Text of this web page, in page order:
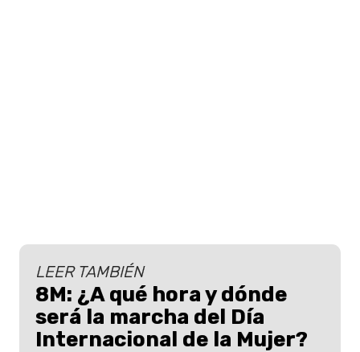
LEER TAMBIÉN
8M: ¿A qué hora y dónde
será la marcha del Día
Internacional de la Mujer?